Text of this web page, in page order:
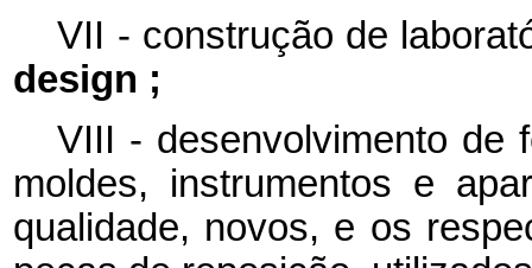
VII - construção de
design ;
VIII - desenvolvimento de
moldes, instrumentos e
qualidade, novos, e os